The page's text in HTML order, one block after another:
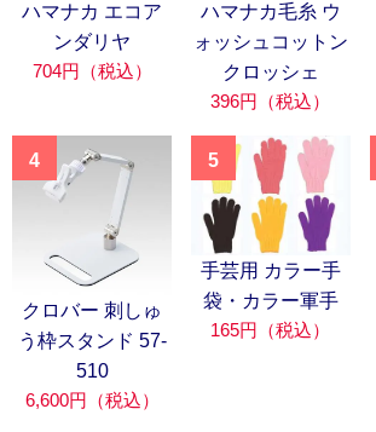
ハマナカ エコア
ンダリヤ
704円（税込）
ハマナカ毛糸 ウ
ォッシュコットン
クロッシェ
396円（税込）
4
クロバー 刺しゅ
う枠スタンド 57-
510
6,600円（税込）
5
手芸用 カラー手
袋・カラー軍手
165円（税込）